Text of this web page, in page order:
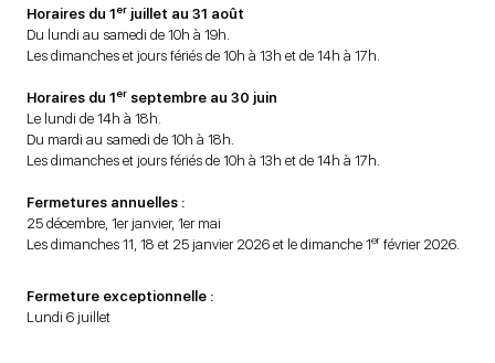
Horaires du 1er juillet au 31 août
Du lundi au samedi de 10h à 19h.
Les dimanches et jours fériés de 10h à 13h et de 14h à 17h.
Horaires du 1er septembre au 30 juin
Le lundi de 14h à 18h.
Du mardi au samedi de 10h à 18h.
Les dimanches et jours fériés de 10h à 13h et de 14h à 17h.
Fermetures annuelles :
25 décembre, 1er janvier, 1er mai
Les dimanches 11, 18 et 25 janvier 2026 et le dimanche 1er février 2026.
Fermeture exceptionnelle :
Lundi 6 juillet